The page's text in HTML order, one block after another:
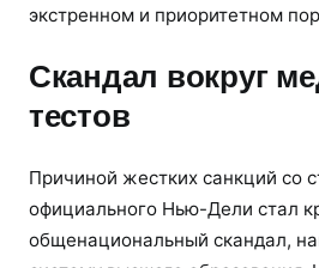
экстренном и приоритетном
Скандал вокруг
тестов
Причиной жестких санкций со
официального Нью-Дели стал
общенациональный скандал,